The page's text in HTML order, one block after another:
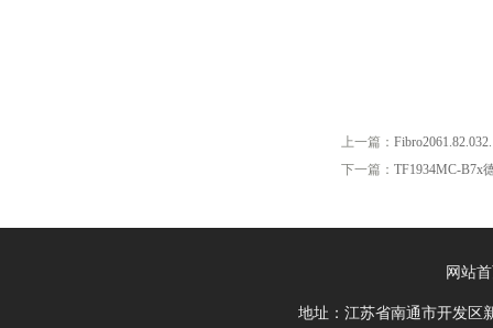
上一篇：
下一篇： TF1934MC-B7x
网站
地址：江苏省南通市开发区